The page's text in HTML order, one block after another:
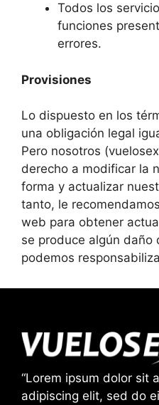
Todos los
funciones
errores.
Provisiones
Lo dispuesto en los
una obligación legal
Pero nosotros
derecho a modificar la
forma y actualizar
tanto, le
web para obtener
se produce algún daño
podemos
“Lorem ipsum dolor sit
adipiscing elit, sed do